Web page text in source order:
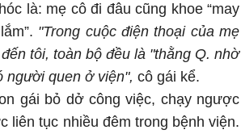
là: mẹ cô đi đâu cũng khoe “may
"Trong cuộc điện thoại của mẹ
tôi, toàn bộ đều là "thằng Q. nhờ
người quen ở viện", cô gái kể.
gái bỏ dở công việc, chạy ngược
liên tục nhiều đêm trong bệnh viện.